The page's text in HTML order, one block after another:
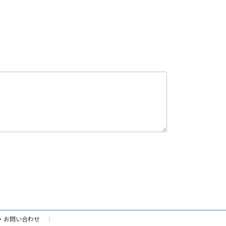
お問い合わせ